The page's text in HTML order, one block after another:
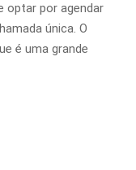
optar por agendar
única. O
é uma grande